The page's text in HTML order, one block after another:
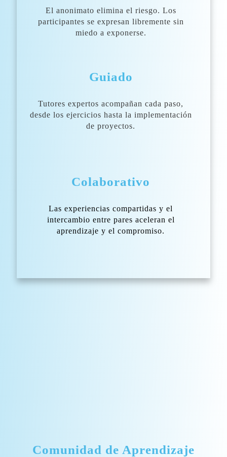
El anonimato elimina el riesgo. Los
participantes se expresan libremente sin
miedo a exponerse.
Guiado
Tutores expertos acompañan cada paso,
desde los ejercicios hasta la implementación
de proyectos.
Colaborativo
Las experiencias compartidas y el
intercambio entre pares aceleran el
aprendizaje y el compromiso.
Comunidad de Aprendizaje